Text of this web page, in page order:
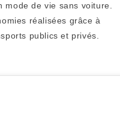
mode de vie sans voiture.
réalisées grâce à
publics et privés.